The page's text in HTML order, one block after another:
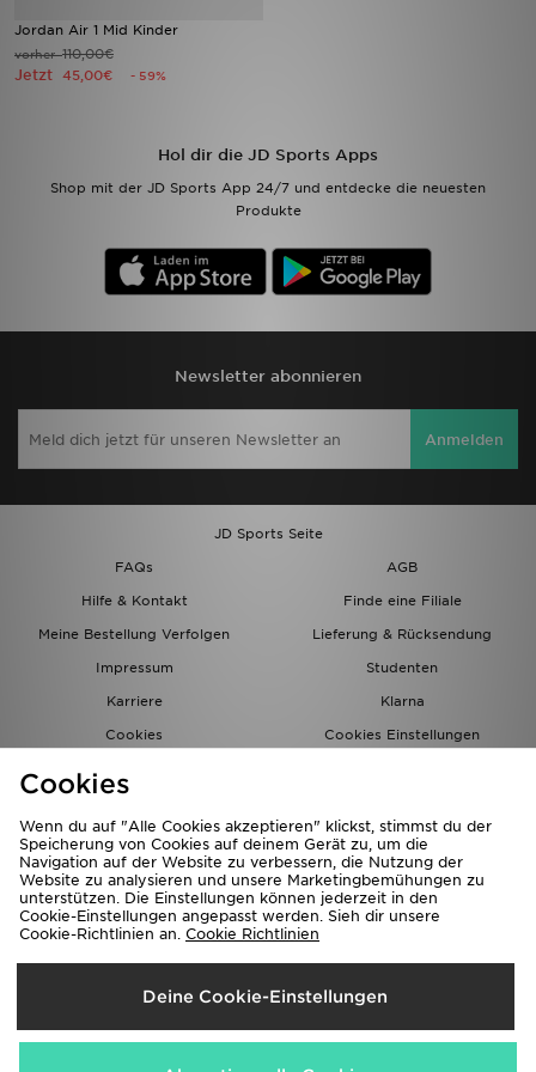
Jordan Air 1 Mid Kinder
vorher110,00€
Jetzt 45,00€ - 59%
Hol dir die JD Sports Apps
Shop mit der JD Sports App 24/7 und entdecke die neuesten
Produkte
Newsletter abonnieren
Anmelden
JD Sports Seite
FAQs
AGB
Hilfe & Kontakt
Finde eine Filiale
Meine Bestellung Verfolgen
Lieferung & Rücksendung
Impressum
Studenten
Karriere
Klarna
Cookies
Cookies Einstellungen
Lieferung Nach
Deutschland
Wir akzeptieren folgende Zahlungsmethoden
Filialfinder
Blog
Cookies
Wenn du auf "Alle Cookies akzeptieren" klickst, stimmst du der
Speicherung von Cookies auf deinem Gerät zu, um die
Navigation auf der Website zu verbessern, die Nutzung der
Website zu analysieren und unsere Marketingbemühungen zu
unterstützen. Die Einstellungen können jederzeit in den
Cookie-Einstellungen angepasst werden. Sieh dir unsere
Cookie-Richtlinien an. Cookie Richtlinien
Deine Cookie-Einstellungen